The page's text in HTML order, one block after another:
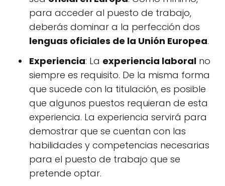
para acceder al puesto de trabajo,
deberás dominar a la perfección dos
lenguas oficiales de la Unión Europea.
Experiencia: La experiencia laboral no
siempre es requisito. De la misma forma
que sucede con la titulación, es posible
que algunos puestos requieran de esta
experiencia. La experiencia servirá para
demostrar que se cuentan con las
habilidades y competencias necesarias
para el puesto de trabajo que se
pretende optar.